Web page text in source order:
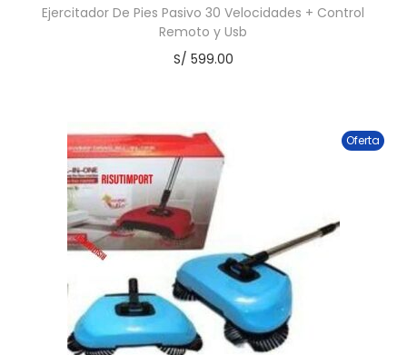
Ejercitador De Pies Pasivo 30 Velocidades + Control
Remoto y Usb
S/ 599.00
Oferta